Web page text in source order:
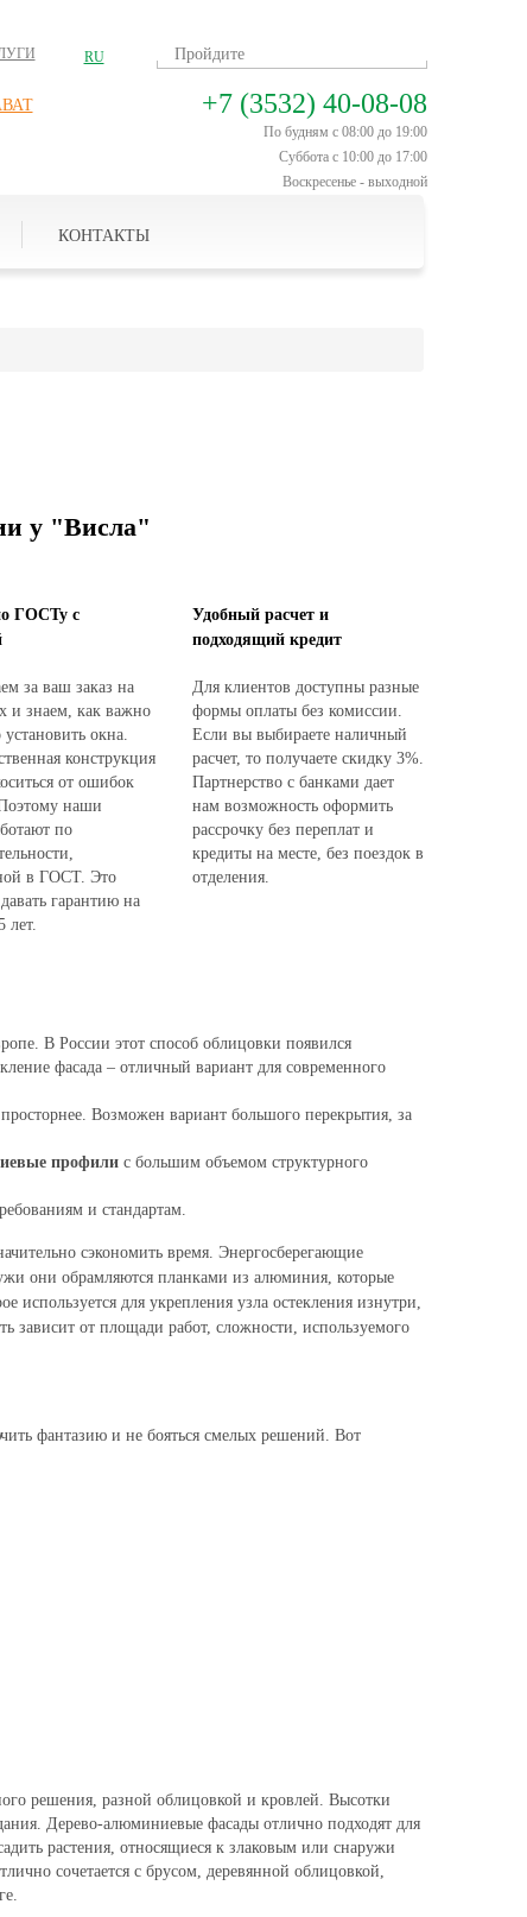
RU
+7 (3532) 40-08-08
По будням с 08:00 до 19:00
Суббота с 10:00 до 17:00
Воскресенье - выходной
КОНТАКТЫ
у "Висла"
ГОСТу с
за ваш заказ на
и знаем, как важно
окна.
конструкция
от ошибок
наши
по
в ГОСТ. Это
гарантию на
лет.
Удобный расчет и
подходящий кредит
Для клиентов доступны разные
формы оплаты без комиссии.
Если вы выбираете наличный
расчет, то получаете скидку 3%.
Партнерство с банками дает
нам возможность оформить
рассрочку без переплат и
кредиты на месте, без поездок в
отделения.
В России этот способ облицовки появился
фасада – отличный вариант для современного
Возможен вариант большого перекрытия, за
профили с большим объемом структурного
и стандартам.
сэкономить время. Энергосберегающие
они обрамляются планками из алюминия, которые
для укрепления узла остекления изнутри,
зависит от площади работ, сложности, используемого
фантазию и не бояться смелых решений. Вот
решения, разной облицовкой и кровлей. Высотки
Дерево-алюминиевые фасады отлично подходят для
растения, относящиеся к злаковым или снаружи
сочетается с брусом, деревянной облицовкой,